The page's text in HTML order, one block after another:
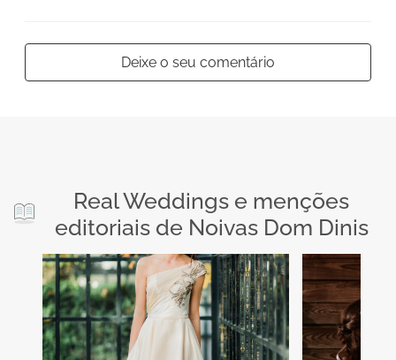
Deixe o seu comentário
Real Weddings e menções
editoriais de Noivas Dom Dinis